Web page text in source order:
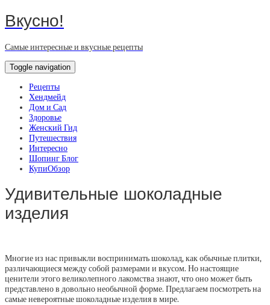
Вкусно!
Самые интересные и вкусные рецепты
Toggle navigation
Рецепты
Хендмейд
Дом и Сад
Здоровье
Женский Гид
Путешествия
Интересно
Шопинг Блог
КупиОбзор
Удивительные шоколадные
изделия
Многие из нас привыкли воспринимать шоколад, как обычные плитки,
различающиеся между собой размерами и вкусом. Но настоящие
ценители этого великолепного лакомства знают, что оно может быть
представлено в довольно необычной форме. Предлагаем посмотреть на
самые невероятные шоколадные изделия в мире.